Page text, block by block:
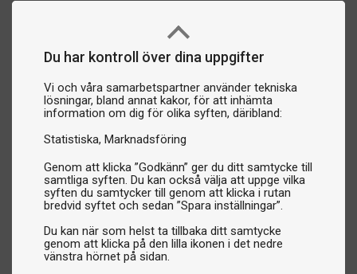
Du har kontroll över dina uppgifter
Vi och våra samarbetspartner använder tekniska
lösningar, bland annat kakor, för att inhämta
information om dig för olika syften, däribland:
Statistiska Marknadsföring
Genom att klicka ”Godkänn” ger du ditt samtycke till
samtliga syften. Du kan också välja att uppge vilka
syften du samtycker till genom att klicka i rutan
bredvid syftet och sedan ”Spara inställningar”.
Du kan när som helst ta tillbaka ditt samtycke
genom att klicka på den lilla ikonen i det nedre
vänstra hörnet på sidan.